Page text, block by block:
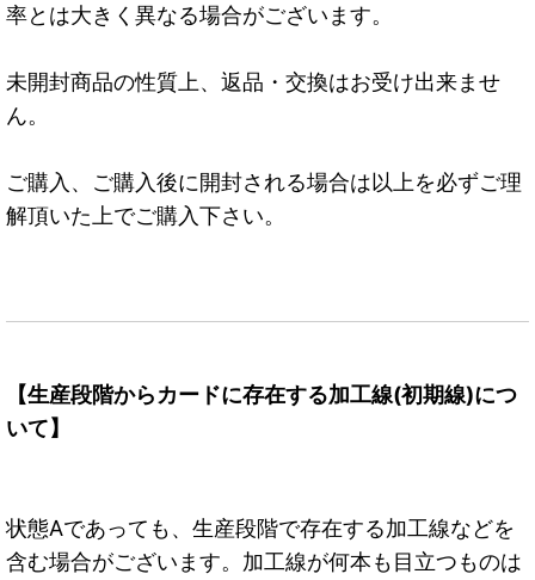
率とは大きく異なる場合がございます。
未開封商品の性質上、返品・交換はお受け出来ませ
ん。
ご購入、ご購入後に開封される場合は以上を必ずご理
解頂いた上でご購入下さい。
【生産段階からカードに存在する加工線(初期線)につ
いて】
状態Aであっても、生産段階で存在する加工線などを
含む場合がございます。加工線が何本も目立つものは